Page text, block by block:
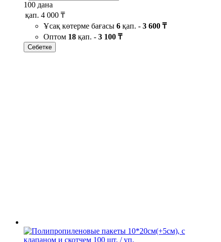
100 дана
қап. 4 000 ₸
Ұсақ көтерме бағасы 6 қап. - 3 600 ₸
Оптом 18 қап. - 3 100 ₸
Себетке